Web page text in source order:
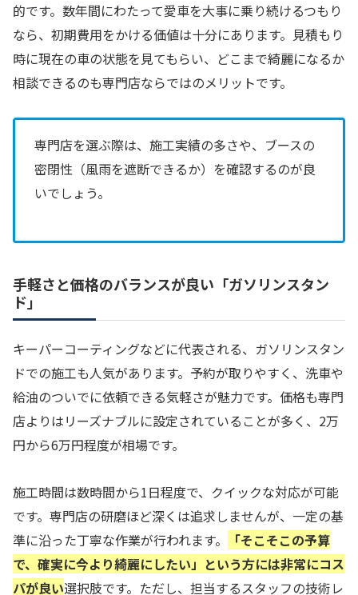
的です。数年間にわたって愛車を大事に乗り続けるつもり
なら、初期費用をかける価値は十分にあります。見積もり
時に現在の車の状態を見てもらい、どこまで綺麗になるか
相談できるのも専門店ならではのメリットです。
専門店を選ぶ際は、施工実績の多さや、ブースの
密閉性（風雨を遮断できるか）を確認するのが良
いでしょう。
手軽さと価格のバランスが良い「ガソリンスタン
ド」
キーパーコーティングなどに代表される、ガソリンスタン
ドでの施工も人気があります。予約が取りやすく、洗車や
給油のついでに依頼できる気軽さが魅力です。価格も専門
店よりはリーズナブルに設定されていることが多く、2万
円から6万円程度が相場です。
施工時間は数時間から1日程度で、クイックな対応が可能
です。専門店の研磨ほど深くは追求しませんが、一定の基
準に沿った丁寧な作業が行われます。
「そこそこの予算
で、確実に今より綺麗にしたい」という方には非常にコス
パが良い選択肢です。ただし、担当するスタッフの技術レ